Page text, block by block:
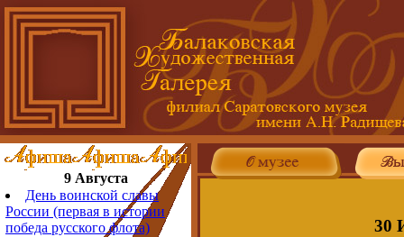
9 Августа
День воинской славы
России (первая в истории
победа русского флота)
30